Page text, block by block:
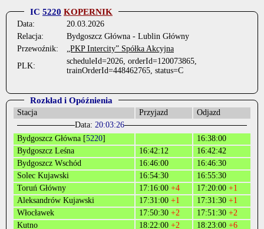
IC 5220 KOPERNIK
Data:
20.03.2026
Relacja:
Bydgoszcz Główna - Lublin Główny
Przewoźnik:
„PKP Intercity” Spółka Akcyjna
PLK:
scheduleId=2026, orderId=120073865,
trainOrderId=448462765, status=C
Rozkład i Opóźnienia
Stacja Przyjazd
Odjazd
Data: 20:03:26
Bydgoszcz Główna [5220]
16:38:00
Bydgoszcz Leśna
16:42:12
16:42:42
Bydgoszcz Wschód
16:46:00
16:46:30
Solec Kujawski
16:54:30
16:55:30
Toruń Główny
17:16:00 +4 17:20:00 +1
Aleksandrów Kujawski
17:31:00 +1 17:31:30 +1
Włocławek
17:50:30 +2 17:51:30 +2
Kutno
18:22:00 +2 18:23:00 +6